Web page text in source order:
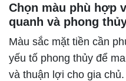
Chọn màu phù hợp
quanh và phong
Màu sắc mặt tiền cần
yếu tố phong thủy để
và thuận lợi cho gia